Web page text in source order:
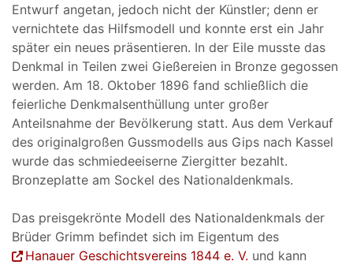
Entwurf angetan, jedoch nicht der Künstler; denn er
vernichtete das Hilfsmodell und konnte erst ein Jahr
später ein neues präsentieren. In der Eile musste das
Denkmal in Teilen zwei Gießereien in Bronze gegossen
werden. Am 18. Oktober 1896 fand schließlich die
feierliche Denkmalsenthüllung unter großer
Anteilsnahme der Bevölkerung statt. Aus dem Verkauf
des originalgroßen Gussmodells aus Gips nach Kassel
wurde das schmiedeeiserne Ziergitter bezahlt.
Bronzeplatte am Sockel des Nationaldenkmals.
Das preisgekrönte Modell des Nationaldenkmals der
Brüder Grimm befindet sich im Eigentum des
Hanauer Geschichtsvereins 1844 e. V. und kann